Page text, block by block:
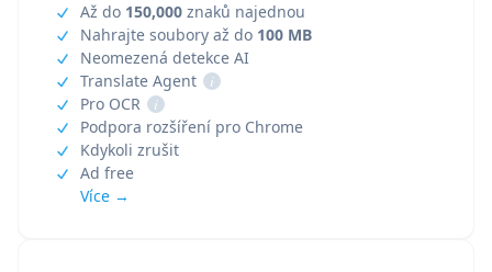
Až do 150,000 znaků najednou
Nahrajte soubory až do 100 MB
Neomezená detekce AI
Translate Agent
i
Pro OCR
i
Podpora rozšíření pro Chrome
Kdykoli zrušit
Ad free
Více →